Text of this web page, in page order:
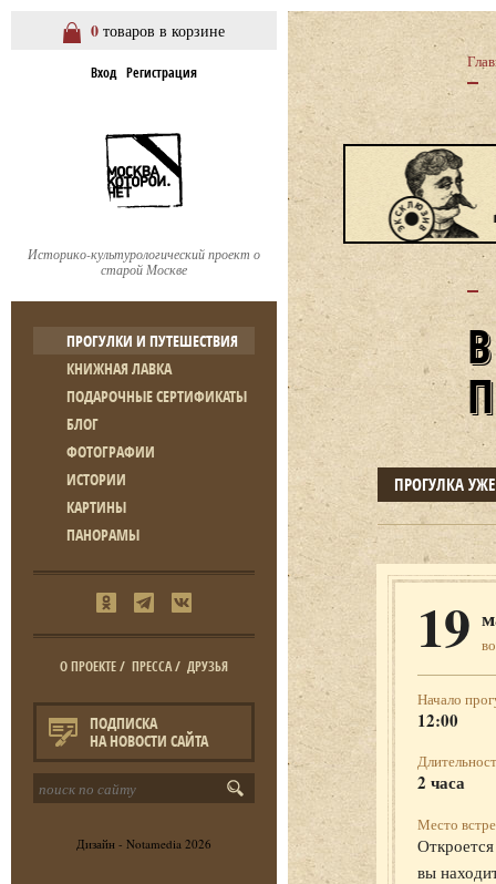
0 товаров в корзине
Вход Регистрация
Историко-культурологический проект о
старой Москве
ПРОГУЛКИ И ПУТЕШЕСТВИЯ
КНИЖНАЯ ЛАВКА
ПОДАРОЧНЫЕ СЕРТИФИКАТЫ
БЛОГ
ФОТОГРАФИИ
ИСТОРИИ
КАРТИНЫ
ПАНОРАМЫ
О ПРОЕКТЕ/ ПРЕССА/ ДРУЗЬЯ
ПОДПИСКА
НА НОВОСТИ САЙТА
Дизайн - Notamedia 2026
ПРОГУЛКА
19
Начало
12:00
2 часа
Место
вы